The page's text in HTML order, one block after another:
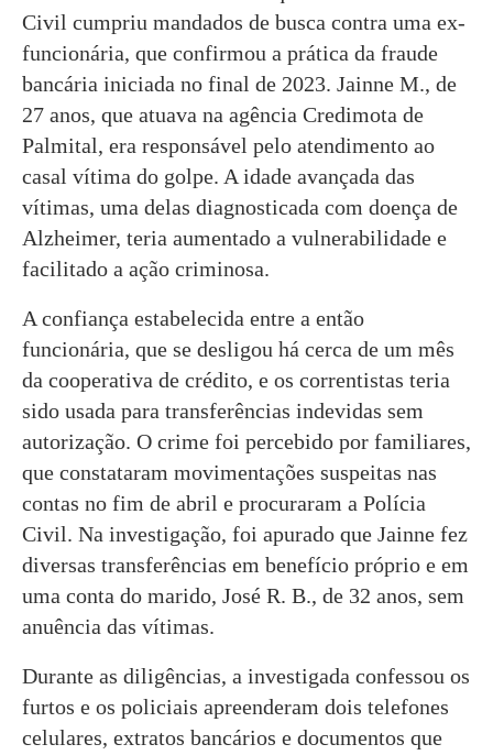
Civil cumpriu mandados de busca contra uma ex-
funcionária, que confirmou a prática da fraude
bancária iniciada no final de 2023. Jainne M., de
27 anos, que atuava na agência Credimota de
Palmital, era responsável pelo atendimento ao
casal vítima do golpe. A idade avançada das
vítimas, uma delas diagnosticada com doença de
Alzheimer, teria aumentado a vulnerabilidade e
facilitado a ação criminosa.
A confiança estabelecida entre a então
funcionária, que se desligou há cerca de um mês
da cooperativa de crédito, e os correntistas teria
sido usada para transferências indevidas sem
autorização. O crime foi percebido por familiares,
que constataram movimentações suspeitas nas
contas no fim de abril e procuraram a Polícia
Civil. Na investigação, foi apurado que Jainne fez
diversas transferências em benefício próprio e em
uma conta do marido, José R. B., de 32 anos, sem
anuência das vítimas.
Durante as diligências, a investigada confessou os
furtos e os policiais apreenderam dois telefones
celulares, extratos bancários e documentos que